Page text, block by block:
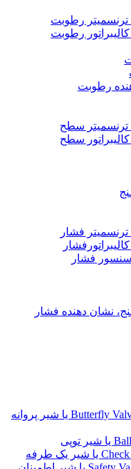
ترنسمیتر رطوبت
کالیبراتور رطوبت
رطوبت
ترنسمیتر سطح
کالیبراتور سطح
ترنسمیتر فشار
فشار
نشان دهنده فشار
باترفلای ولو Butterfly Valve یا شیر پروانه